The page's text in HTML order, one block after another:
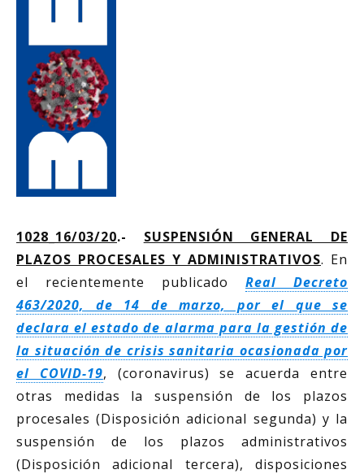
1028_16/03/20.- SUSPENSIÓN GENERAL DE
PLAZOS PROCESALES Y ADMINISTRATIVOS. En
el recientemente publicado Real Decreto
463/2020, de 14 de marzo, por el que se
declara el estado de alarma para la gestión de
la situación de crisis sanitaria ocasionada por
el COVID-19, (coronavirus) se acuerda entre
otras medidas la suspensión de los plazos
procesales (Disposición adicional segunda) y la
suspensión de los plazos administrativos
(Disposición adicional tercera), disposiciones